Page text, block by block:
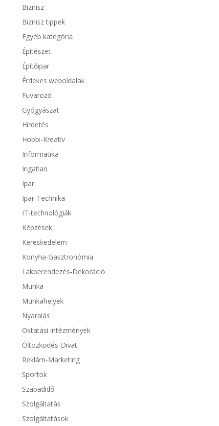
Biznisz
Biznisz tippek
Egyéb kategória
Építészet
Építőipar
Érdekes weboldalak
Fuvarozó
Gyógyászat
Hirdetés
Hobbi-Kreatív
Informatika
Ingatlan
Ipar
Ipar-Technika
IT-technológiák
Képzések
Kereskedelem
Konyha-Gasztronómia
Lakberendezés-Dekoráció
Munka
Munkahelyek
Nyaralás
Oktatási intézmények
Öltözködés-Divat
Reklám-Marketing
Sportok
Szabadidő
Szolgáltatás
Szolgáltatások